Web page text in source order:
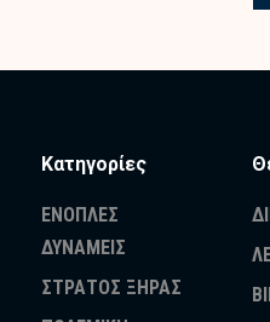
Κατηγορίες
ΕΝΟΠΛΕΣ
ΔΥΝΑΜΕΙΣ
ΣΤΡΑΤΟΣ ΞΗΡΑΣ